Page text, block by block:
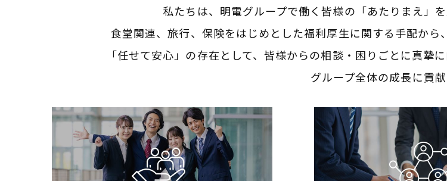
私たちは、明電グループで働く皆様の 「あたりまえ」
食堂関連、旅行、保険をはじめとした福利厚生に関する手配から
「任せて安心」の存在として、皆様からの相談・困りごとに真摯に
グループ全体の成長に貢献